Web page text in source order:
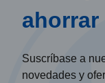
ahorrar
Suscríbase a
novedades y